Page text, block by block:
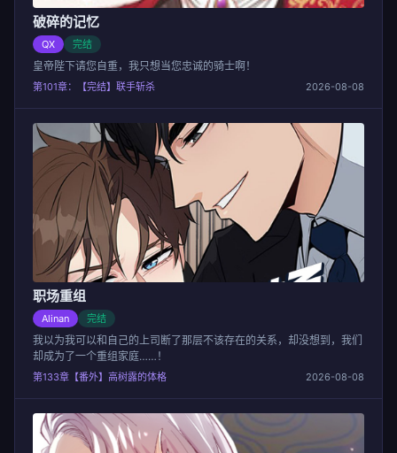
破碎的记忆
QX 完结
皇帝陛下请您自重，我只想当您忠诚的骑士啊！
第101章：【完结】联手斩杀 2026-08-08
职场重组
Alinan 完结
我以为我可以和自己的上司断了那层不该存在的关系，却没想到，我们
却成为了一个重组家庭……！
第133章【番外】高树露的体格 2026-08-08